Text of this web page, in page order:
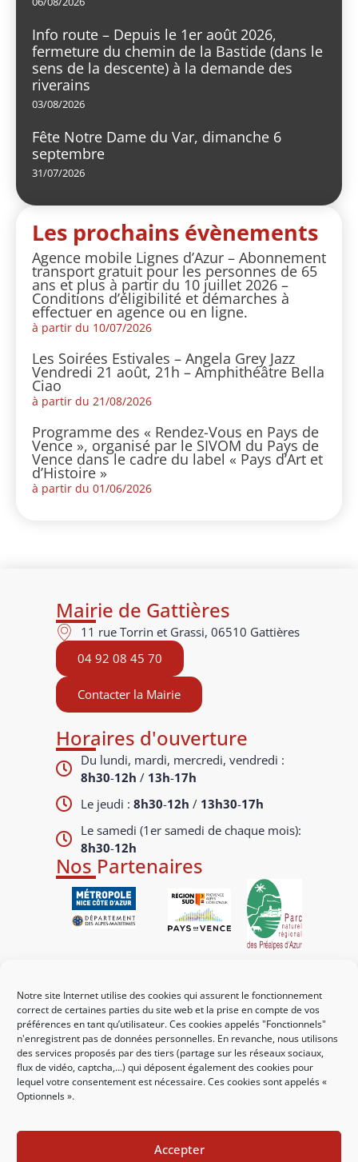
Notre site Internet utilise des cookies qui assurent le fonctionnement
correct de certaines parties du site web et la prise en compte de vos
préférences en tant qu’utilisateur. Ces cookies appelés "Fonctionnels"
n'enregistrent pas de données personnelles. En revanche, nous utilisons
des services proposés par des tiers (partage sur les réseaux sociaux,
flux de vidéo, captcha,...) qui déposent également des cookies pour
lequel votre consentement est nécessaire. Ces cookies sont appelés «
Optionnels ».
Accepter
Info route – Depuis le 1er août 2026,
fermeture du chemin de la Bastide (dans le
sens de la descente) à la demande des
riverains
03/08/2026
Fête Notre Dame du Var, dimanche 6
septembre
31/07/2026
Les prochains évènements
Agence mobile Lignes d’Azur – Abonnement
transport gratuit pour les personnes de 65
ans et plus à partir du 10 juillet 2026 –
Conditions d’éligibilité et démarches à
effectuer en agence ou en ligne.
à partir du 10/07/2026
Les Soirées Estivales – Angela Grey Jazz
Vendredi 21 août, 21h – Amphithéâtre Bella
Ciao
à partir du 21/08/2026
Programme des « Rendez-Vous en Pays de
Vence », organisé par le SIVOM du Pays de
Vence dans le cadre du label « Pays d’Art et
d’Histoire »
à partir du 01/06/2026
Mairie de Gattières
11 rue Torrin et Grassi, 06510 Gattières
04 92 08 45 70
Contacter la Mairie
Horaires d'ouverture
Du lundi, mardi, mercredi, vendredi :
8h30-12h / 13h-17h
Le jeudi :8h30-12h / 13h30-17h
Le samedi (1er samedi de chaque mois):
8h30-12h
Nos Partenaires
Mes démarches
Portail familles
Guichet urbanisme
CCAS
Nous contacter